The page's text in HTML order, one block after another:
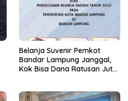
Belanja Suvenir Pemkot
Bandar Lampung Janggal,
Kok Bisa Dana Ratusan Juta